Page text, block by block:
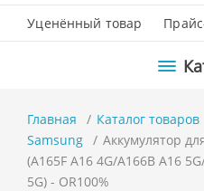
Уценённый товар
Главная Каталог товаров
Samsung
Аккумулятор
(A165F A16 4G/A166B A16
5G) - OR100%